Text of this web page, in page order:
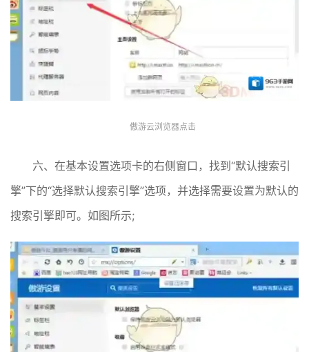
傲游云浏览器点击
六、在基本设置选项卡的右侧窗口，找到“默认搜索引
擎”下的“选择默认搜索引擎”选项，并选择需要设置为默认的
搜索引擎即可。如图所示;